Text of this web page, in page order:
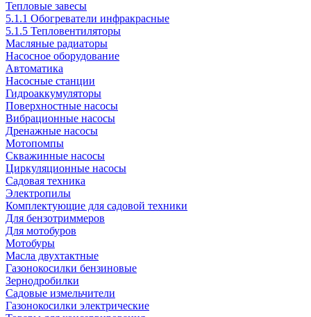
Тепловые завесы
5.1.1 Обогреватели инфракрасные
5.1.5 Тепловентиляторы
Масляные радиаторы
Насосное оборудование
Автоматика
Насосные станции
Гидроаккумуляторы
Поверхностные насосы
Вибрационные насосы
Дренажные насосы
Мотопомпы
Скважинные насосы
Циркуляционные насосы
Садовая техника
Электропилы
Комплектующие для садовой техники
Для бензотриммеров
Для мотобуров
Мотобуры
Масла двухтактные
Газонокосилки бензиновые
Зернодробилки
Садовые измельчители
Газонокосилки электрические